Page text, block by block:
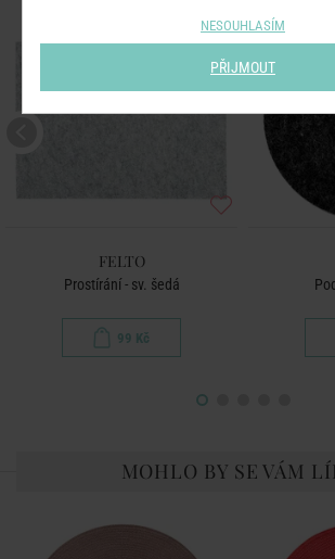
FELTO
Prostírání - sv. šedá
99 Kč
MOHLO BY SE VÁM
NESOUHLASÍM
PŘIJMOUT